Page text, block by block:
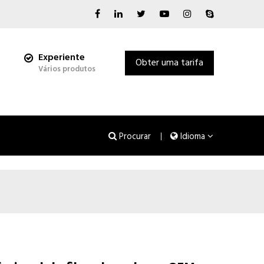
Experiente
Vários produtos Obter uma tarifa
Idioma
Procurar